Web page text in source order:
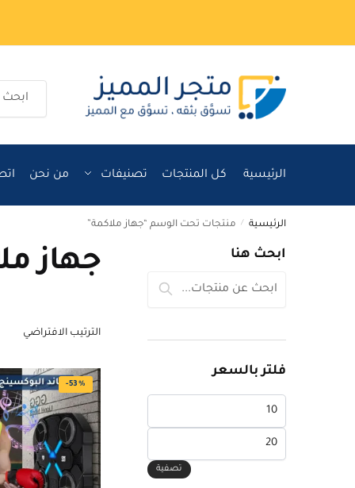
navigation
content
البحث
الرئيسية كل المنتجات تصنيفات من نحن
الرئيسية / منتجات تحت الوسم “جهاز ملاكمة”
جهاز
-53%
ابحث هنا
بحث
فلتر بالسعر
أدنى
أعلى
سعر
تصفية